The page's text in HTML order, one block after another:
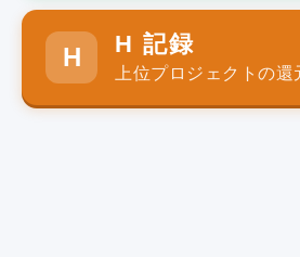
H H 記録
上位プロジェクトの